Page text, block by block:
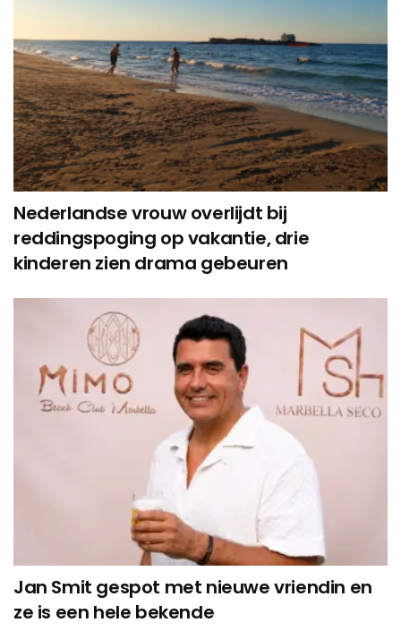
Nederlandse vrouw overlijdt bij
reddingspoging op vakantie, drie
kinderen zien drama gebeuren
Jan Smit gespot met nieuwe vriendin en
ze is een hele bekende